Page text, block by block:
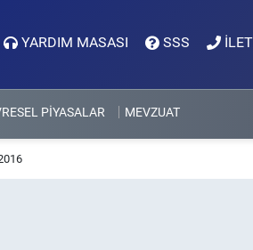
YARDIM MASASI SSS
PİYASALAR MEVZUAT